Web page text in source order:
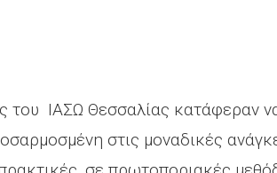
του ΙΑΣΩ Θεσσαλίας κατάφεραν
στις μοναδικές